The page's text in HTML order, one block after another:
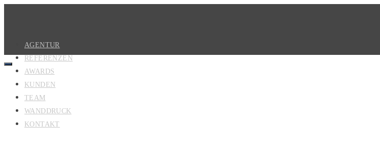
AGENTUR
REFERENZEN
AWARDS
KUNDEN
TEAM
WANDDRUCK
KONTAKT